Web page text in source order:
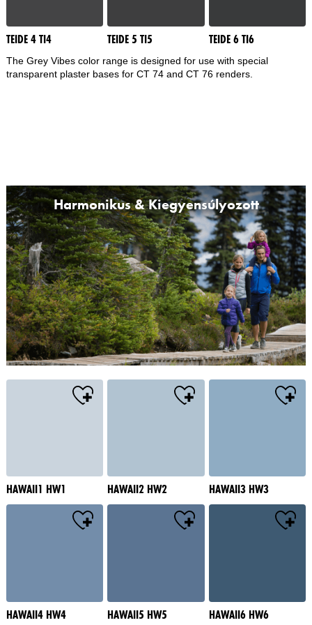
TEIDE 4 TI4 TEIDE 5 TI5 TEIDE 6 TI6
The Grey Vibes color range is designed for use with special
transparent plaster bases for CT 74 and CT 76 renders.
Harmonikus & Kiegyensúlyozott
HAWAII1 HW1 HAWAII2 HW2 HAWAII3 HW3
HAWAII4 HW4 HAWAII5 HW5 HAWAII6 HW6
tegyük.